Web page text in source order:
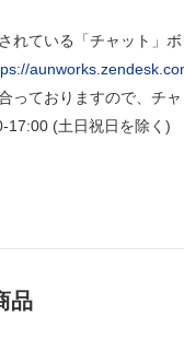
れている「チャット」ボ
っておりますので、チ
17:00 (土日祝日を除く)
品